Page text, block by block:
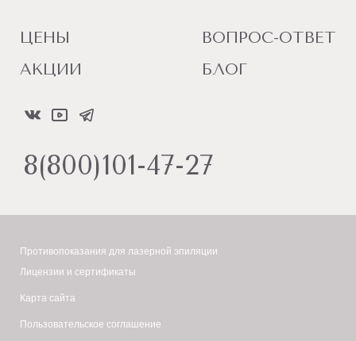
ЦЕНЫ
АКЦИИ
ВОПРОС-ОТВЕТ
БЛОГ
8(800)101-47-27
Противопоказания для лазерной эпиляции
Лицензии и сертификаты
Карта сайта
Пользовательское соглашение